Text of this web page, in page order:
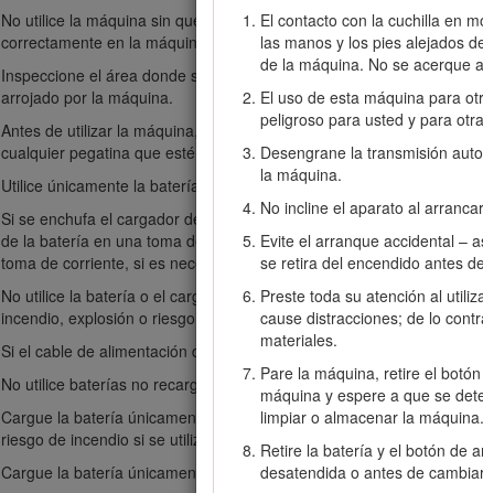
El contacto con la cuchilla en
las manos y los pies alejados
de la máquina. No se acerque
El uso de esta máquina para
peligroso para usted y para
Desengrane la transmisión
la máquina.
No incline el aparato al
Evite el arranque accidental –
se retira del encendido antes
Preste toda su atención al
cause distracciones; de lo
materiales.
Pare la máquina, retire el
máquina y espere a que se
limpiar o almacenar la máquina.
Retire la batería y el botón de
desatendida o antes de
No utilice la máquina sin que todos los protectores y dispositivos
correctamente en la máquina.
Inspeccione el área donde se va a utilizar la máquina y retire
arrojado por la máquina.
Antes de utilizar la máquina, asegúrese de que la cuchilla, el perno
cualquier pegatina que esté dañada o ilegible.
Utilice únicamente la batería especificada por Toro. El uso de otros
Si se enchufa el cargador de batería en una toma que no sea de
de la batería en una toma de corriente que no sea de 100 V a 240
toma de corriente, si es necesario.
No utilice la batería o el cargador de la batería si están dañados o
incendio, explosión o riesgo de lesiones.
Si el cable de alimentación del cargador de la batería está dañado,
No utilice baterías no recargables.
Cargue la batería únicamente con el cargador de batería
riesgo de incendio si se utiliza con otra batería.
Cargue la batería únicamente en una zona bien ventilada.